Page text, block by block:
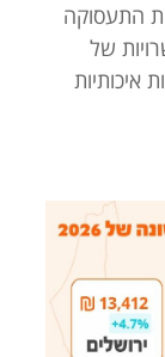
התעסוקה
של